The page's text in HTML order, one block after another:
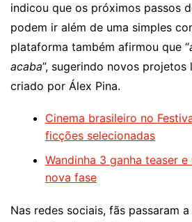
indicou que os próximos passos
podem ir além de uma simples
plataforma também afirmou que “
acaba”, sugerindo novos
criado por Álex Pina.
Cinema brasileiro no
ficções selecionadas
Wandinha 3 ganha teaser
nova fase
Nas redes sociais, fãs passaram